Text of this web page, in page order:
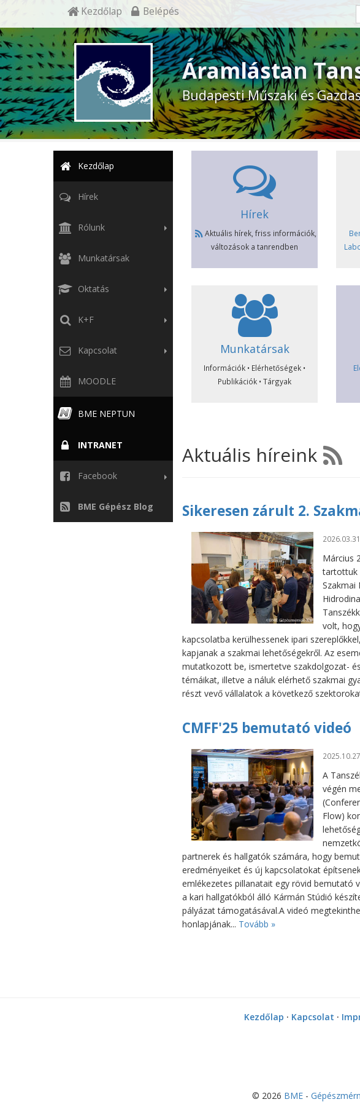
Kezdőlap Belépés
Áramlástan
Budapesti Műszaki és
Kezdőlap
Hírek
Rólunk
Munkatársak
Oktatás
K+F
Kapcsolat
MOODLE
BME NEPTUN
INTRANET
Facebook
BME Gépész Blog
Hírek
Aktuális hírek, friss információk,
változások a tanrendben
Munkatársak
Információk • Elérhetőségek •
Publikációk • Tárgyak
Aktuális híreink
Sikeresen zárult 2.
Március
tartottuk
Szakmai
volt,
kapcsolatba kerülhessenek ipari
kapjanak a szakmai lehetőségekről. Az
mutatkozott be, ismertetve szakdolgozat-
témáikat, illetve a náluk elérhető szakmai
részt vevő vállalatok a következő
CMFF'25 bemutató videó
A
végén
Flow)
partnerek és hallgatók számára, hogy
eredményeiket és új kapcsolatokat
emlékezetes pillanatait egy rövid bemutató
a kari hallgatókból álló Kármán Stúdió
pályázat támogatásával.A videó
honlapjának... Tovább »
Kezdőlap · Kapcsolat ·
© 2026 BME -